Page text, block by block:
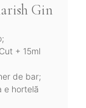
Gin
+ 15ml
de bar;
e hortelã